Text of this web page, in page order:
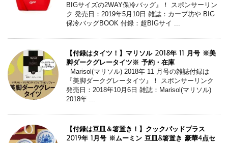
BIGサイズの2WAY保冷バッグ』！ スポンサーリン
ク 発売日：2019年5月10日 雑誌：カープ坊や BIG
保冷バッグBOOK 付録：超BIGサイ ...
【付録はタイツ！】マリソル 2018年 11 月号 ※美
脚ダークグレータイツ※ 予約・在庫
Marisol(マリソル) 2018年 11 月号の雑誌付録は
『美脚ダークグレータイツ』！ スポンサーリンク
発売日：2018年10月6日 雑誌：Marisol(マリソル)
2018年 ...
【付録は豆皿＆箸置き！】クックパッドプラス
2019年 1月号 ※ムーミン 豆皿&箸置き 豪華4点セ